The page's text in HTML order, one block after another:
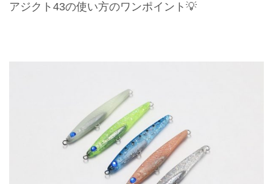
アジクト43の使い方のワンポイント💡